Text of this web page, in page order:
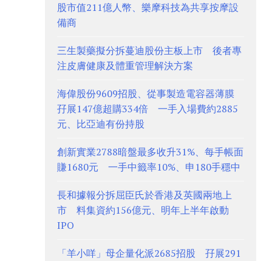
股市值211億人幣、樂摩科技為共享按摩設
備商
三生製藥擬分拆蔓迪股份主板上市 後者專
注皮膚健康及體重管理解決方案
海偉股份9609招股、從事製造電容器薄膜
孖展147億超購334倍 一手入場費約2885
元、比亞迪有份持股
創新實業2788暗盤最多收升31%、每手帳面
賺1680元 一手中籤率10%、申180手穩中
長和據報分拆屈臣氏於香港及英國兩地上
市 料集資約156億元、明年上半年啟動
IPO
「羊小咩」母企量化派2685招股 孖展291